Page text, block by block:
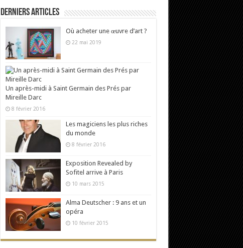
Derniers articles
Où acheter une œuvre d’art ?
22 mai 2019
Un après-midi à Saint Germain des Prés par
Mireille Darc
8 février 2016
Les magiciens les plus riches
du monde
8 février 2016
Exposition Revealed by
Sofitel arrive à Paris
10 mars 2015
Alma Deutscher : 9 ans et un
opéra
10 février 2015